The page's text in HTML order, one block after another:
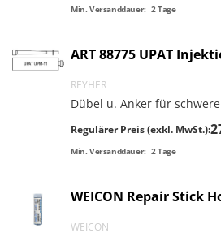
Min. Versanddauer: 2Tage
ART 88775 UPAT
REYHER
Dübel u. Anker für schwere
Regulärer Preis (exkl. MwSt.):
Min. Versanddauer: 2Tage
WEICON Repair Stick
WEICON